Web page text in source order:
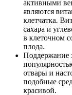
активными
являются
клетчатка.
сахара и
в клеточном
плода.
Поддержание
отвары и
подобные
красивой.